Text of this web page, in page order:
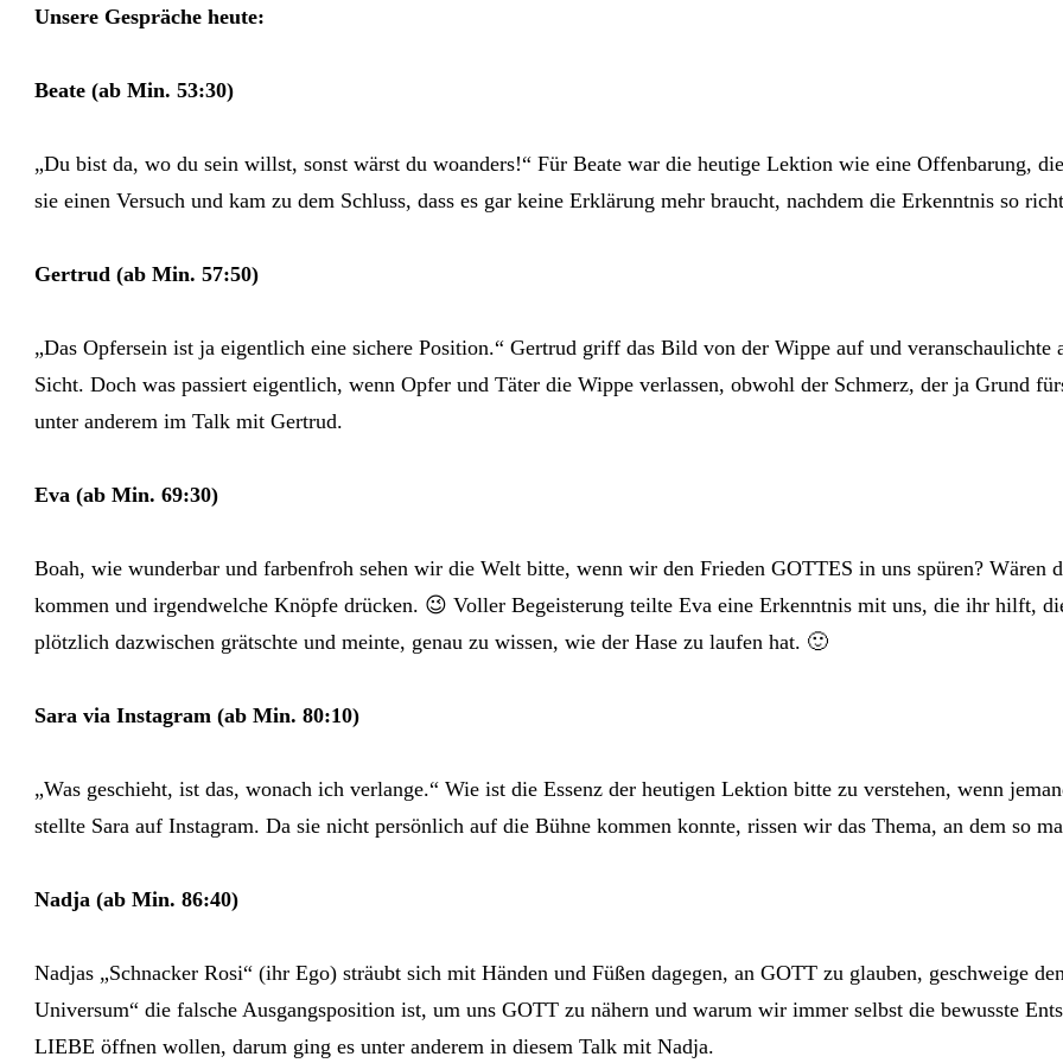
Unsere Gespräche heute:
Beate (ab Min. 53:30)
„Du bist da, wo du sein willst, sonst wärst du woanders!“ Für Beate war die heutige Lektion wie eine Offenbarung,
sie einen Versuch und kam zu dem Schluss, dass es gar keine Erklärung mehr braucht, nachdem die Erkenntnis so
Gertrud (ab Min. 57:50)
„Das Opfersein ist ja eigentlich eine sichere Position.“ Gertrud griff das Bild von der Wippe auf und veranschaulichte
Sicht. Doch was passiert eigentlich, wenn Opfer und Täter die Wippe verlassen, obwohl der Schmerz, der ja Grund
unter anderem im Talk mit Gertrud.
Eva (ab Min. 69:30)
Boah, wie wunderbar und farbenfroh sehen wir die Welt bitte, wenn wir den Frieden GOTTES in uns spüren? Wären
kommen und irgendwelche Knöpfe drücken. 😉 Voller Begeisterung teilte Eva eine Erkenntnis mit uns, die ihr hilft,
plötzlich dazwischen grätschte und meinte, genau zu wissen, wie der Hase zu laufen hat. 🙂
Sara via Instagram (ab Min. 80:10)
„Was geschieht, ist das, wonach ich verlange.“ Wie ist die Essenz der heutigen Lektion bitte zu verstehen, wenn
stellte Sara auf Instagram. Da sie nicht persönlich auf die Bühne kommen konnte, rissen wir das Thema, an dem so
Nadja (ab Min. 86:40)
Nadjas „Schnacker Rosi“ (ihr Ego) sträubt sich mit Händen und Füßen dagegen, an GOTT zu glauben, geschweige
Universum“ die falsche Ausgangsposition ist, um uns GOTT zu nähern und warum wir immer selbst die bewusste
LIEBE öffnen wollen, darum ging es unter anderem in diesem Talk mit Nadja.